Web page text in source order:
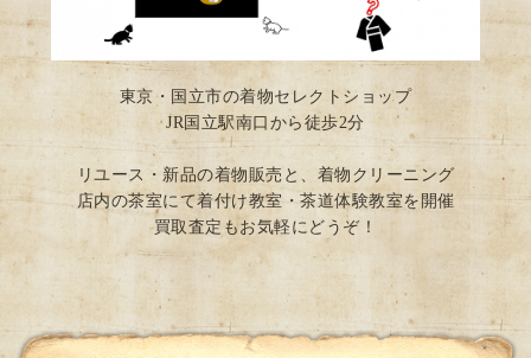
東京・国立市の着物セレクトショップ
JR国立駅南口から徒歩2分
リユース・新品の着物販売と、着物クリーニング
店内の茶室にて着付け教室・茶道体験教室を開催
買取査定もお気軽にどうぞ！